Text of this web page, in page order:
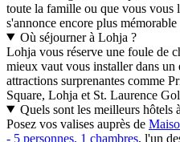
toute la famille ou que vous vous
s'annonce encore plus
Où séjourner à Lohja ?
Lohja vous réserve une foule de
mieux vaut vous installer dans un
attractions surprenantes comme
Square, Lohja et St. Laurence
Quels sont les meilleurs hôtels
Posez vos valises auprès de
- 5 personnes, 1 chambres, l'un